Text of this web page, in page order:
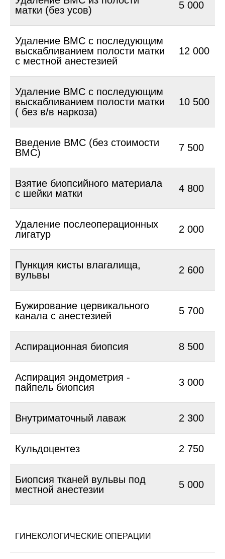
матки (без усов)
5 000
Удаление ВМС с последующим
выскабливанием полости матки
с местной анестезией
12 000
Удаление ВМС с последующим
выскабливанием полости матки
( без в/в наркоза)
10 500
Введение ВМС (без стоимости
ВМС)
7 500
Взятие биопсийного материала
с шейки матки
4 800
Удаление послеоперационных
лигатур
2 000
Пункция кисты влагалища,
вульвы
2 600
Бужирование цервикального
канала с анестезией
5 700
Аспирационная биопсия 8 500
Аспирация эндометрия -
пайпель биопсия
3 000
Внутриматочный лаваж 2 300
Кульдоцентез 2 750
Биопсия тканей вульвы под
местной анестезии
5 000
ГИНЕКОЛОГИЧЕСКИЕ ОПЕРАЦИИ